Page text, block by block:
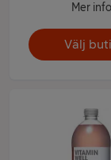
Mer info
Välj